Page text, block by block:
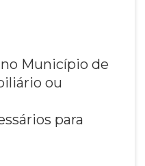
Município de
ou
para